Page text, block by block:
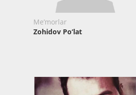
Me’morlar
Zohidov Po‘lat